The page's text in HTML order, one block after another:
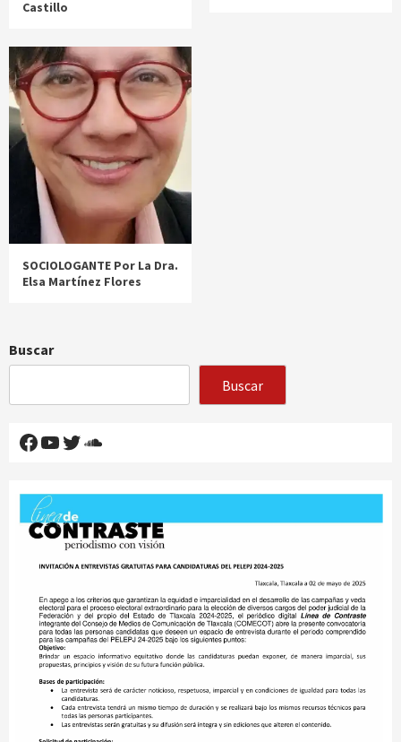
Castillo
SOCIOLOGANTE Por La Dra.
Elsa Martínez Flores
Buscar
Buscar
Facebook
YouTube
Twitter
SoundCloud